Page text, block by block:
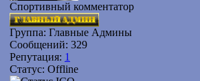
Спортивный комментатор
Группа: Главные Админы
Сообщений: 329
Репутация: 1
Статус: Offline